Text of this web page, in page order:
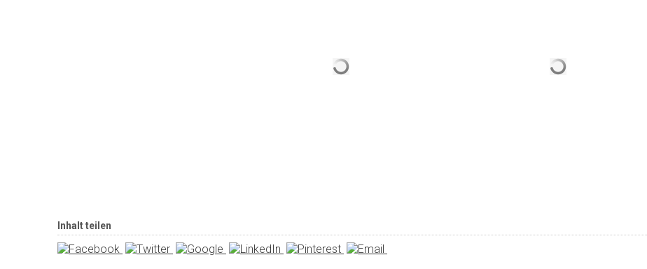
Inhalt teilen